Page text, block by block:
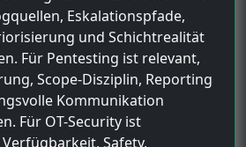
Eskalationspfade,
und Schichtrealität
Für Pentesting ist relevant,
Scope-Disziplin, Reporting
Kommunikation
Für OT-Security ist
Safety,